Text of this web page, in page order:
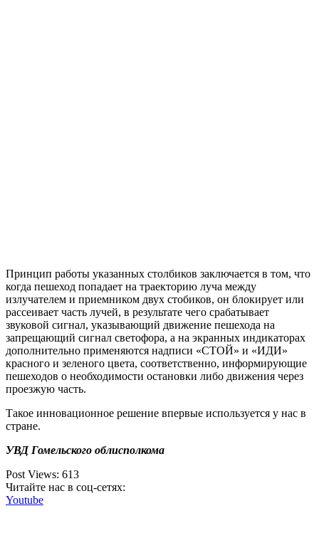
Принцип работы указанных столбиков заключается в том, что
когда пешеход попадает на траекторию луча между
излучателем и приемником двух стобиков, он блокирует или
рассеивает часть лучей, в результате чего срабатывает
звуковой сигнал, указывающий движение пешехода на
запрещающий сигнал светофора, а на экранных индикаторах
дополнительно применяются надписи «СТОЙ» и «ИДИ»
красного и зеленого цвета, соответственно, информирующие
пешеходов о необходимости остановки либо движения через
проезжую часть.
Такое инновационное решение впервые используется у нас в
стране.
УВД Гомельского облисполкома
Post Views: 613
Читайте нас в соц-сетях:
Youtube